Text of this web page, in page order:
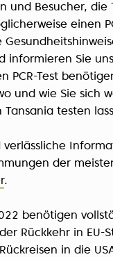
und Besucher, die
einen
informieren Sie
PCR-Test
und wie Sie sich
testen
verlässliche
der
.
benötigen
Rückkehr in EU-
Rückreisen in die